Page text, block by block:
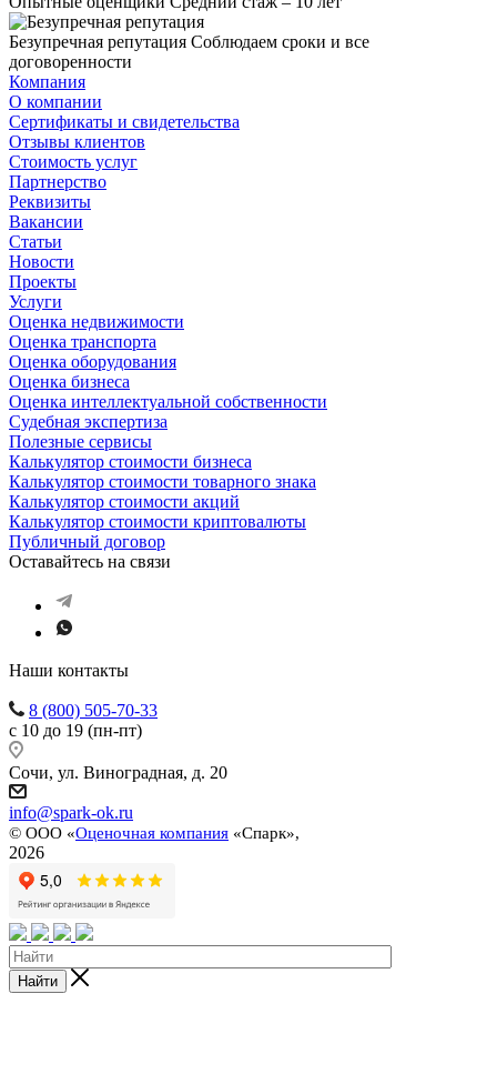
Безупречная репутация Соблюдаем сроки и все
договоренности
Компания
О компании
Сертификаты и свидетельства
Отзывы клиентов
Стоимость услуг
Партнерство
Реквизиты
Вакансии
Статьи
Новости
Проекты
Услуги
Оценка недвижимости
Оценка транспорта
Оценка оборудования
Оценка бизнеса
Оценка интеллектуальной собственности
Судебная экспертиза
Полезные сервисы
Калькулятор стоимости бизнеса
Калькулятор стоимости товарного знака
Калькулятор стоимости акций
Калькулятор стоимости криптовалюты
Публичный договор
Оставайтесь на связи
Наши контакты
8 (800) 505-70-33
с 10 до 19 (пн-пт)
Сочи, ул. Виноградная, д. 20
info@spark-ok.ru
© ООО «Оценочная компания «Спарк»,
2026
Найти